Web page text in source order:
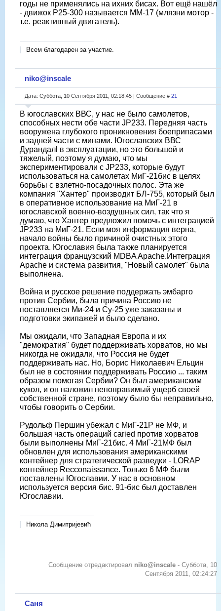
годы не применялись на ихних бисах. Вот ещё нашёл
- движок Р25-300 называется ММ-17 (млязни мотор -
т.е. реактивный двигатель).
Всем благодарен за участие.
niko@inscale
Дата: Суббота, 10 Сентября 2011, 02:18:45 | Сообщение # 21
В югославских ВВС, у нас не было самолетов,
способных нести обе части JP233. Передняя часть
вооружена глубокого проникновения боеприпасами
и задней части с минами. Югославских ВВС
Дурандалl в эксплуатации, но это большой и
тяжелый, поэтому я думаю, что мы
экспериментировали с JP233, которые будут
использоваться на самолетах МиГ-21бис в целях
борьбы с взлетно-посадочных полос. Эта же
компания "Хантер" производит БЛ-755, который был
в оперативное использование на МиГ-21 в
югославской военно-воздушных сил, так что я
думаю, что Хантер предложил помочь с интеграцией
JP233 на МиГ-21. Если моя информация верна,
начало войны было причиной очистных этого
проекта. Югославия была также планируется
интеграция французский MDBA Apache.Интеграция
Apache и система развития, "Новый самолет" была
выполнена.
Война и русское решение поддержать эмбарго
против Сербии, была причина Россию не
поставляется Ми-24 и Су-25 уже заказаны и
подготовки экипажей и было сделано.
Мы ожидали, что Западная Европа и их
"демократия" будет поддерживать хорватов, но мы
никогда не ожидали, что Россия не будет
поддерживать нас. Но, Борис Николаевич Ельцин
был не в состоянии поддерживать Россию ... таким
образом помогая Сербии? Он был американским
кукол, и он наложил непоправимый ущерб своей
собственной стране, поэтому было бы неправильно,
чтобы говорить о Сербии.
Рудольф Першин убежал с МиГ-21Р не МФ, и
большая часть операций caried против хорватов
были выполнены МиГ-21бис. 4 МиГ-21МФ был
обновлен для использования американскими
контейнер для стратегической разведки - LORAP
контейнер Recconaissance. Только 6 МФ были
поставлены Югославии. У нас в основном
используется версия бис. 91-бис был доставлен
Югославии.
Никола Димитријевић
Сообщение отредактировал niko@inscale - Суббота, 10
Сентября 2011, 02:24:27
Саня